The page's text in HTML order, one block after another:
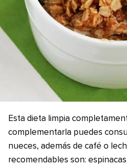
Esta dieta limpia
complementarla puedes
nueces, además de café o
recomendables son: